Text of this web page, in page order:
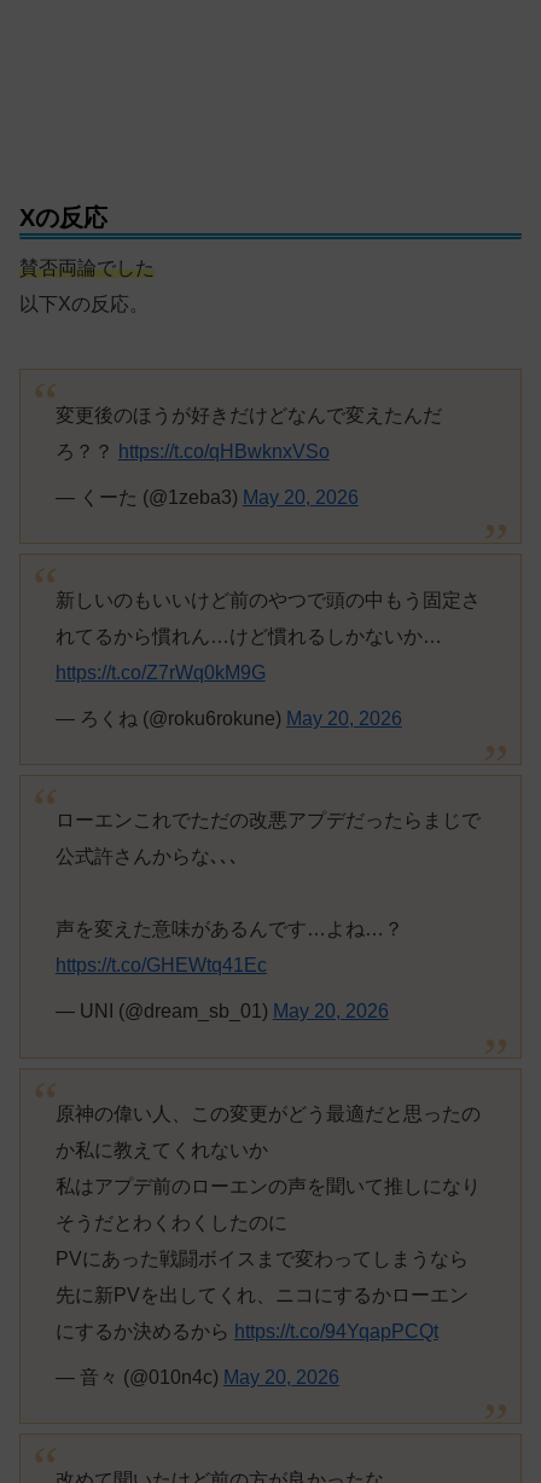
Xの反応
賛否両論でした
以下Xの反応。
変更後のほうが好きだけどなんで変えたんだ
ろ？？
https://t.co/qHBwknxVSo
— くーた (@1zeba3) May 20, 2026
新しいのもいいけど前のやつで頭の中もう固定さ
れてるから慣れん…けど慣れるしかないか…
https://t.co/Z7rWq0kM9G
— ろくね (@roku6rokune) May 20, 2026
ローエンこれでただの改悪アプデだったらまじで
公式許さんからな､､､
声を変えた意味があるんです…よね…？
https://t.co/GHEWtq41Ec
— UNI (@dream_sb_01) May 20, 2026
原神の偉い人、この変更がどう最適だと思ったの
か私に教えてくれないか
私はアプデ前のローエンの声を聞いて推しになり
そうだとわくわくしたのに
PVにあった戦闘ボイスまで変わってしまうなら
先に新PVを出してくれ、ニコにするかローエン
にするか決めるから https://t.co/94YqapPCQt
— 音々 (@010n4c) May 20, 2026